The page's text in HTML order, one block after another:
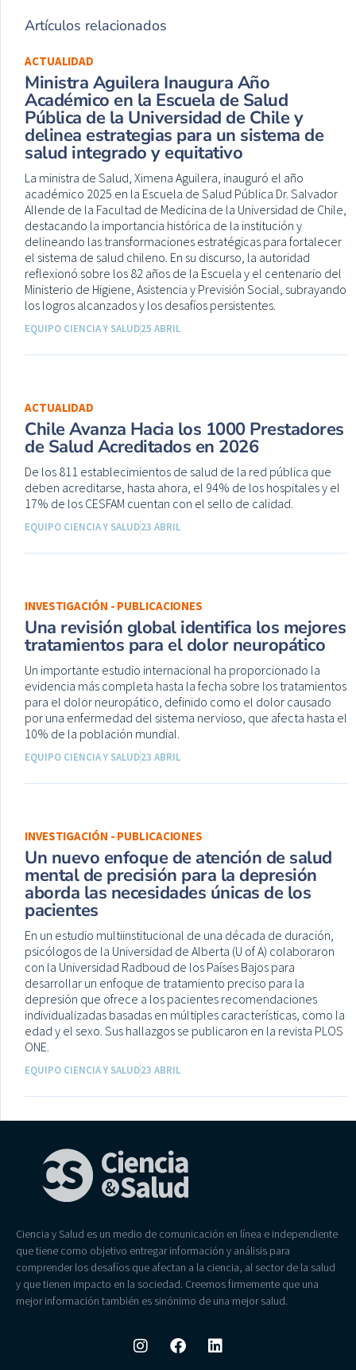
Artículos relacionados
ACTUALIDAD
Ministra Aguilera Inaugura Año
Académico en la Escuela de Salud
Pública de la Universidad de Chile y
delinea estrategias para un sistema de
salud integrado y equitativo
La ministra de Salud, Ximena Aguilera, inauguró el año
académico 2025 en la Escuela de Salud Pública Dr. Salvador
Allende de la Facultad de Medicina de la Universidad de Chile,
destacando la importancia histórica de la institución y
delineando las transformaciones estratégicas para fortalecer
el sistema de salud chileno. En su discurso, la autoridad
reflexionó sobre los 82 años de la Escuela y el centenario del
Ministerio de Higiene, Asistencia y Previsión Social, subrayando
los logros alcanzados y los desafíos persistentes.
EQUIPO CIENCIA Y SALUD25 ABRIL
ACTUALIDAD
Chile Avanza Hacia los 1000 Prestadores
de Salud Acreditados en 2026
De los 811 establecimientos de salud de la red pública que
deben acreditarse, hasta ahora, el 94% de los hospitales y el
17% de los CESFAM cuentan con el sello de calidad.
EQUIPO CIENCIA Y SALUD23 ABRIL
INVESTIGACIÓN - PUBLICACIONES
Una revisión global identifica los mejores
tratamientos para el dolor neuropático
Un importante estudio internacional ha proporcionado la
evidencia más completa hasta la fecha sobre los tratamientos
para el dolor neuropático, definido como el dolor causado
por una enfermedad del sistema nervioso, que afecta hasta el
10% de la población mundial.
EQUIPO CIENCIA Y SALUD23 ABRIL
INVESTIGACIÓN - PUBLICACIONES
Un nuevo enfoque de atención de salud
mental de precisión para la depresión
aborda las necesidades únicas de los
pacientes
En un estudio multiinstitucional de una década de duración,
psicólogos de la Universidad de Alberta (U of A) colaboraron
con la Universidad Radboud de los Países Bajos para
desarrollar un enfoque de tratamiento preciso para la
depresión que ofrece a los pacientes recomendaciones
individualizadas basadas en múltiples características, como la
edad y el sexo. Sus hallazgos se publicaron en la revista PLOS
ONE.
EQUIPO CIENCIA Y SALUD23 ABRIL
Ciencia y Salud es un medio de comunicación en línea e independiente
que tiene como objetivo entregar información y análisis para
comprender los desafíos que afectan a la ciencia, al sector de la salud
y que tienen impacto en la sociedad. Creemos firmemente que una
mejor información también es sinónimo de una mejor salud.